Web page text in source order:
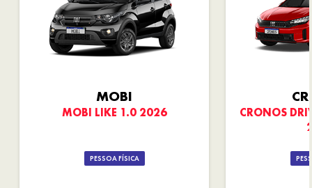
MOBI
MOBI LIKE 1.0 2026
PESSOA FÍSICA
CRONOS